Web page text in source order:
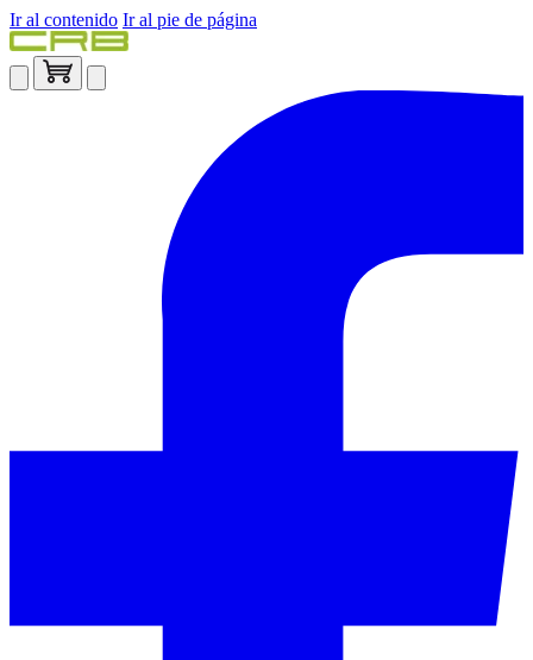
Ir al contenido Ir al pie de página